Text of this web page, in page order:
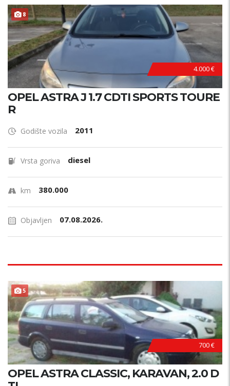
8
4.000 €
OPEL ASTRA J 1.7 CDTI SPORTS TOURE
R
Godište vozila 2011
Vrsta goriva diesel
km 380.000
Objavljen 07.08.2026.
5
700 €
OPEL ASTRA CLASSIC, KARAVAN, 2.0 D